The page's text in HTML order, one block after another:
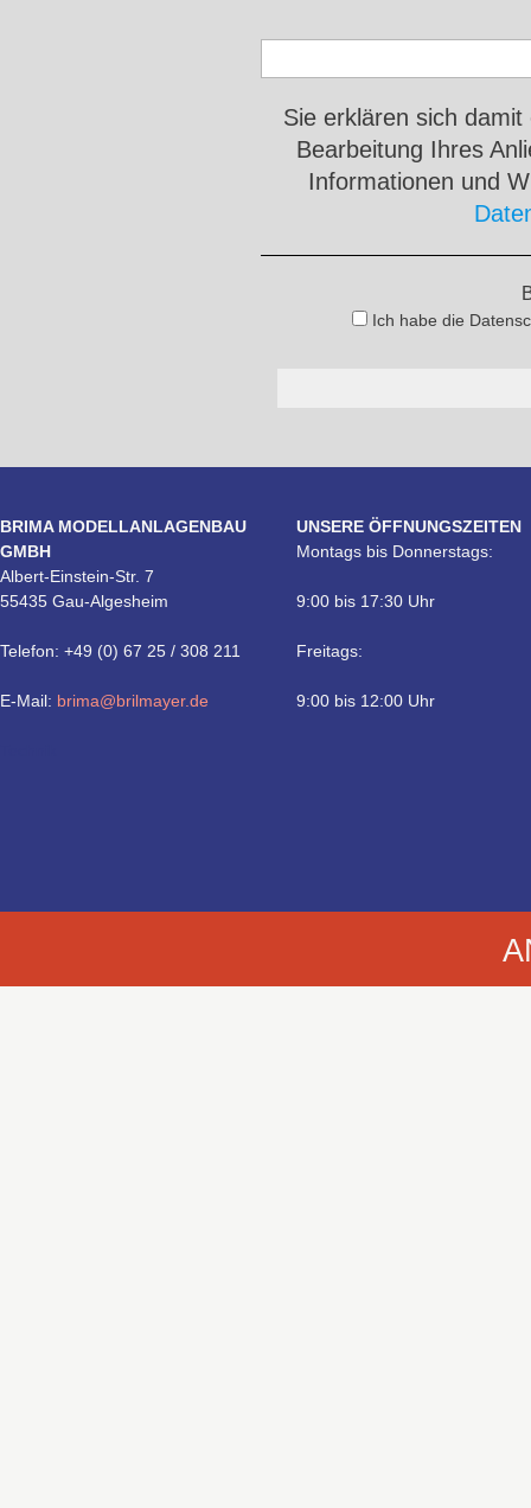
Sie erklären sich
Bearbeitung Ihres
Informationen und
Ich habe die
BRIMA MODELLANLAGENBAU
GMBH
Albert-Einstein-Str. 7
55435 Gau-Algesheim
Telefon: +49 (0) 67 25 / 308 211
E-Mail: brima@brilmayer.de
UNSERE ÖFFNUNGSZEITEN
Montags bis Donnerstags:
9:00 bis 17:30 Uhr
Freitags:
9:00 bis 12:00 Uhr